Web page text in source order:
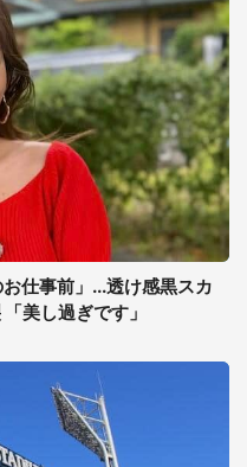
仕事前」...透け感黒スカ
美し過ぎです」